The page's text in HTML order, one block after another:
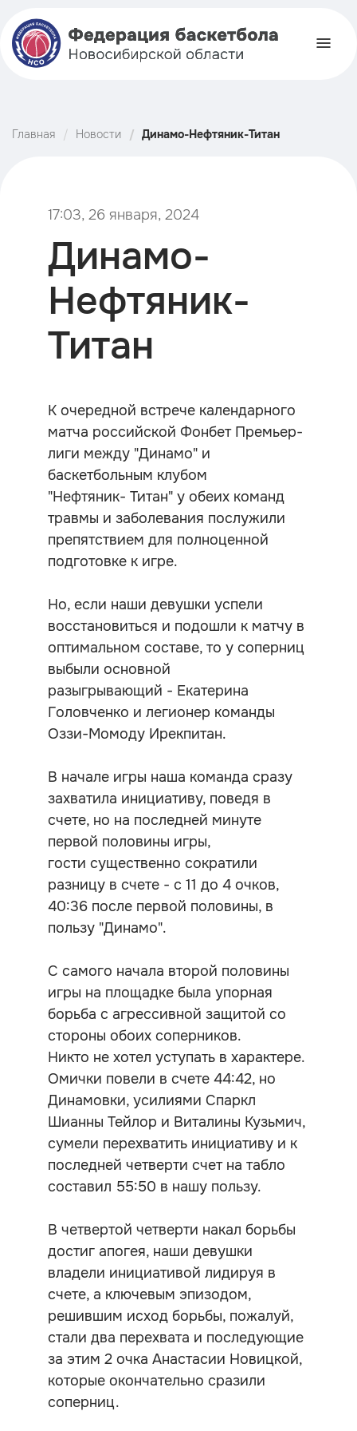
Главная Новости Динамо-Нефтяник-Титан
17:03, 26 января, 2024
Динамо-
Нефтяник-
Титан
К очередной встрече календарного
матча российской Фонбет Премьер-
лиги между "Динамо" и
баскетбольным клубом
"Нефтяник- Титан" у обеих команд
травмы и заболевания послужили
препятствием для полноценной
подготовке к игре.
Но, если наши девушки успели
восстановиться и подошли к матчу в
оптимальном составе, то у соперниц
выбыли основной
разыгрывающий - Екатерина
Головченко и легионер команды
Оззи-Момоду Ирекпитан.
В начале игры наша команда сразу
захватила инициативу, поведя в
счете, но на последней минуте
первой половины игры,
гости существенно сократили
разницу в счете - с 11 до 4 очков,
40:36 после первой половины, в
пользу "Динамо".
С самого начала второй половины
игры на площадке была упорная
борьба с агрессивной защитой со
стороны обоих соперников.
Никто не хотел уступать в характере.
Омички повели в счете 44:42, но
Динамовки, усилиями Спаркл
Шианны Тейлор и Виталины Кузьмич,
сумели перехватить инициативу и к
последней четверти счет на табло
составил 55:50 в нашу пользу.
В четвертой четверти накал борьбы
достиг апогея, наши девушки
владели инициативой лидируя в
счете, а ключевым эпизодом,
решившим исход борьбы, пожалуй,
стали два перехвата и последующие
за этим 2 очка Анастасии Новицкой,
которые окончательно сразили
соперниц.